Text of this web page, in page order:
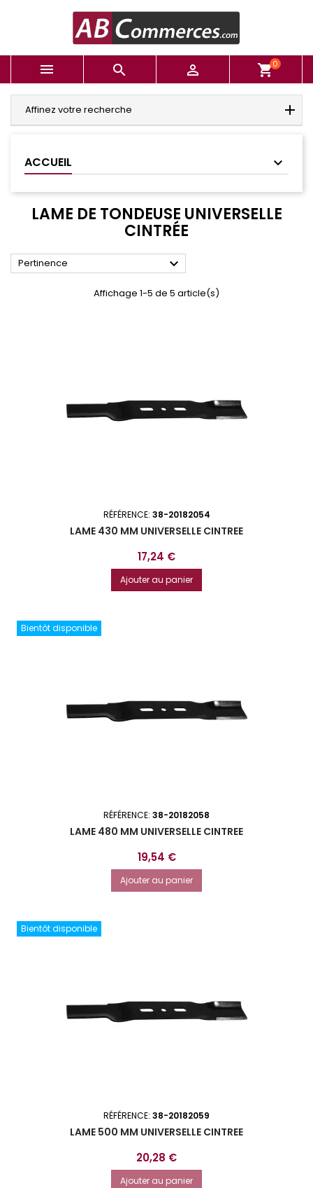
   shopping_cart0
Affinez votre recherche
ACCUEIL
LAME DE TONDEUSE UNIVERSELLE
CINTRÉE
Pertinence 
Affichage 1-5 de 5 article(s)
RÉFÉRENCE: 38-20182054
LAME 430 MM UNIVERSELLE CINTREE
Prix
17,24 €
Ajouter au panier
Bientôt disponible
RÉFÉRENCE: 38-20182058
LAME 480 MM UNIVERSELLE CINTREE
Prix
19,54 €
Ajouter au panier
Bientôt disponible
RÉFÉRENCE: 38-20182059
LAME 500 MM UNIVERSELLE CINTREE
Prix
20,28 €
Ajouter au panier